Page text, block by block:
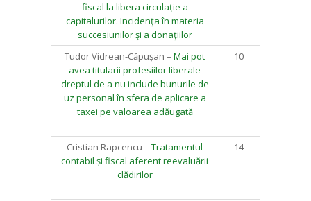
fiscal la libera circulație a
capitalurilor. Incidenţa în materia
succesiunilor şi a donaţiilor
Tudor Vidrean-Căpușan – Mai pot
avea titularii profesiilor liberale
dreptul de a nu include bunurile de
uz personal în sfera de aplicare a
taxei pe valoarea adăugată
10
Cristian Rapcencu – Tratamentul
contabil și fiscal aferent reevaluării
clădirilor
14